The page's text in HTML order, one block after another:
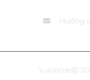
Hướng
YukibrideⒸ